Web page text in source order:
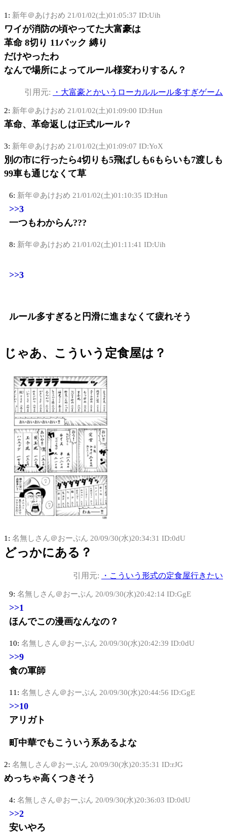
1: 新年＠あけおめ 21/01/02(土)01:05:37 ID:Uih
ワイが消防の頃やってた大富豪は
革命 8切り 11バック 縛り
だけやったわ
なんで場所によってルール様変わりするん？
引用元: ・大富豪とかいうローカルルール多すぎゲーム
2: 新年＠あけおめ 21/01/02(土)01:09:00 ID:Hun
革命、革命返しは正式ルール？
3: 新年＠あけおめ 21/01/02(土)01:09:07 ID:YoX
別の市に行ったら4切りも5飛ばしも6もらいも7渡しも
99車も通じなくて草
6: 新年＠あけおめ 21/01/02(土)01:10:35 ID:Hun
>>3
一つもわからん???
8: 新年＠あけおめ 21/01/02(土)01:11:41 ID:Uih
>>3
ルール多すぎると円滑に進まなくて疲れそう
じゃあ、こういう定食屋は？
1: 名無しさん＠おーぷん 20/09/30(水)20:34:31 ID:0dU
どっかにある？
引用元: ・こういう形式の定食屋行きたい
9: 名無しさん＠おーぷん 20/09/30(水)20:42:14 ID:GgE
>>1
ほんでこの漫画なんなの？
10: 名無しさん＠おーぷん 20/09/30(水)20:42:39 ID:0dU
>>9
食の軍師
11: 名無しさん＠おーぷん 20/09/30(水)20:44:56 ID:GgE
>>10
アリガト
町中華でもこういう系あるよな
2: 名無しさん＠おーぷん 20/09/30(水)20:35:31 ID:rJG
めっちゃ高くつきそう
4: 名無しさん＠おーぷん 20/09/30(水)20:36:03 ID:0dU
>>2
安いやろ